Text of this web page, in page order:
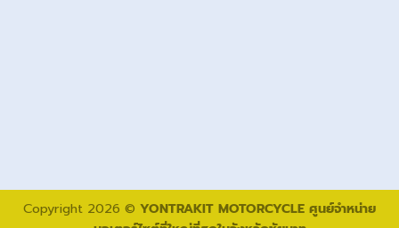
Copyright 2026 © YONTRAKIT MOTORCYCLE ศูนย์จำหน่าย